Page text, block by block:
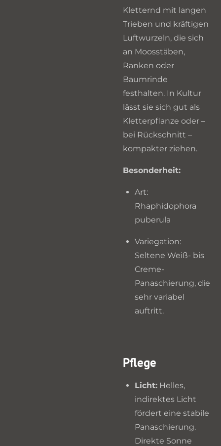
Kletternd mit langen
Trieben und kräftigen
Luftwurzeln, die sich
an Moosstäben,
Ranken oder
Baumrinde
festhalten. In Kultur
lässt sie sich gut als
Kletterpflanze oder –
bei Rückschnitt –
kompakter ziehen.
Besonderheit:
Art:
Rhaphidophora
puberula
Variegation:
Seltene Weiß- bis
Creme-
Panaschierung, die
sehr variabel
auftritt.
Pflege
Licht: Helles,
indirektes Licht
fördert eine stabile
Panaschierung.
Direkte Sonne